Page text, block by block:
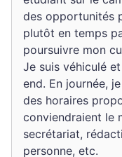
des opportunités
plutôt en temps
poursuivre mon
Je suis véhiculé
end. En journée,
des horaires
conviendraient le
secrétariat,
personne, etc.